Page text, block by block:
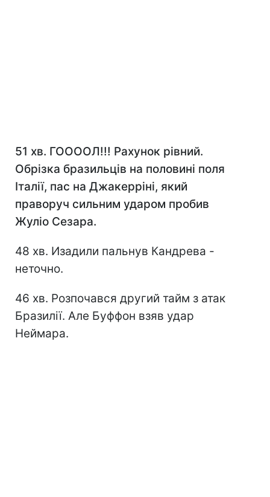
51 хв. ГООООЛ!!! Рахунок рівний.
Обрізка бразильців на половині поля
Італії, пас на Джакерріні, який
праворуч сильним ударом пробив
Жуліо Сезара.
48 хв. Изадили пальнув Кандрева -
неточно.
46 хв. Розпочався другий тайм з атак
Бразилії. Але Буффон взяв удар
Неймара.